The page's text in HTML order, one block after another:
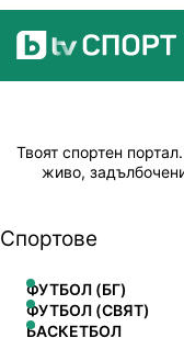
Твоят спортен
живо,
Спортове
ФУТБОЛ (БГ)
ФУТБОЛ (СВЯТ)
БАСКЕТБОЛ